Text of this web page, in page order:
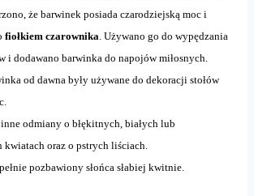
że barwinek posiada czarodziejską moc i
fiołkiem czarownika. Używano go do wypędzania
i dodawano barwinka do napojów miłosnych.
od dawna były używane do dekoracji stołów
inne odmiany o błękitnych, białych lub
kwiatach oraz o pstrych liściach.
pozbawiony słońca słabiej kwitnie.